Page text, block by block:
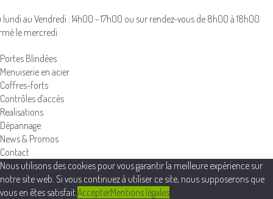
lundi au Vendredi : 14h00 - 17h00 ou sur rendez-vous de 8h00 à 18h00
le mercredi
Portes Blindées
Menuiserie en acier
Coffres-forts
Contrôles d’accès
Realisations
Dépannage
News & Promos
Contact
Nous utilisons des cookies pour vous garantir la meilleure expérience sur
notre site web. Si vous continuez à utiliser ce site, nous supposerons que
vous en êtes satisfait.AccepterMentions légales